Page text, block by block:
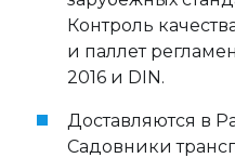
Контроль
и паллет
2016 и DIN.
Доставляются в
Садовники